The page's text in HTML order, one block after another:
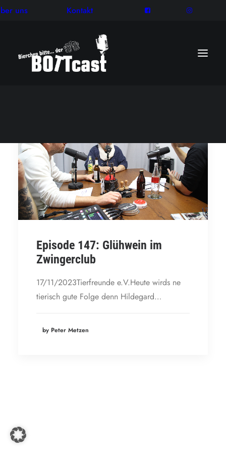
uns Kontakt
Episode 147: Glühwein im
Zwingerclub
17/11/2023Tierfreunde e.V.Heute wirds ne
tierisch gute Folge denn Hildegard…
by Peter Metzen